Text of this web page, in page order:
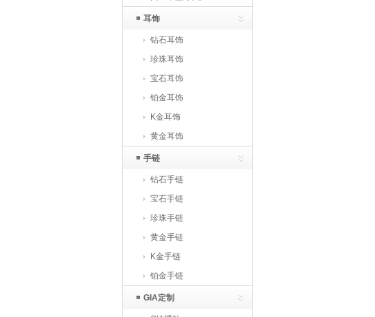
耳饰
钻石耳饰
珍珠耳饰
宝石耳饰
铂金耳饰
K金耳饰
黄金耳饰
手链
钻石手链
宝石手链
珍珠手链
黄金手链
K金手链
铂金手链
GIA定制